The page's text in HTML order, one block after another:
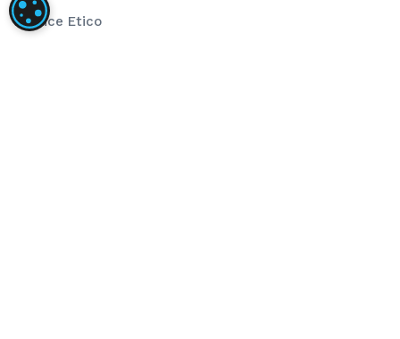
Codice Etico
IMPOSTAZIONI DEI COOKIE